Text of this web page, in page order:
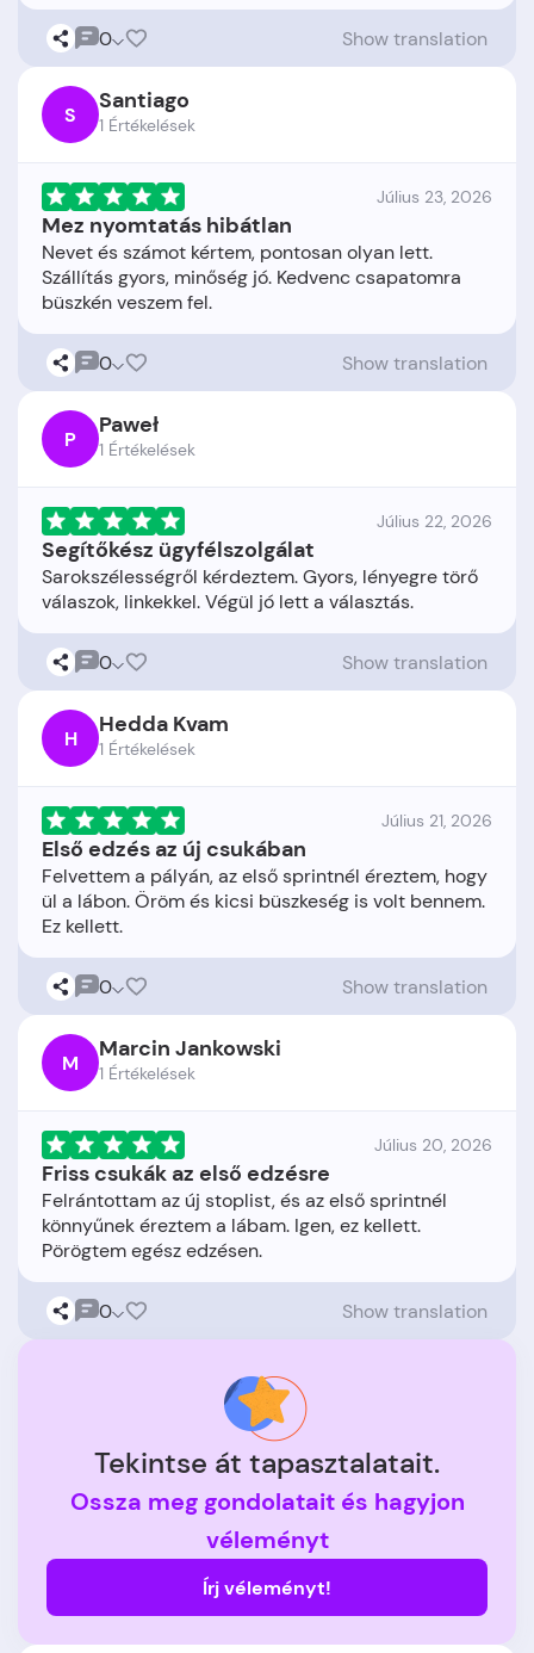
0 Show translation
S Santiago
1 Értékelések
Július 23, 2026
Mez nyomtatás hibátlan
Nevet és számot kértem, pontosan olyan lett.
Szállítás gyors, minőség jó. Kedvenc csapatomra
0 Show translation
P Paweł
1 Értékelések
Július 22, 2026
Segítőkész ügyfélszolgálat
Sarokszélességről kérdeztem. Gyors, lényegre törő
0 Show translation
H Hedda Kvam
1 Értékelések
Július 21, 2026
Első edzés az új csukában
Felvettem a pályán, az első sprintnél éreztem, hogy
ül a lábon. Öröm és kicsi büszkeség is volt bennem.
0 Show translation
M Marcin Jankowski
1 Értékelések
Július 20, 2026
Friss csukák az első edzésre
Felrántottam az új stoplist, és az első sprintnél
könnyűnek éreztem a lábam. Igen, ez kellett.
0 Show translation
Tekintse át tapasztalatait.
Ossza meg gondolatait és hagyjon
véleményt
Írj véleményt!